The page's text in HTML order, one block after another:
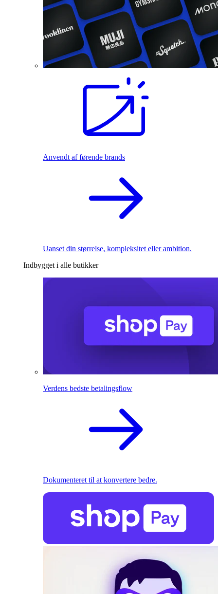
Anvendt af førende brands
Uanset din størrelse, kompleksitet eller ambition.
Indbygget i alle butikker
Verdens bedste betalingsflow
Dokumenteret til at konvertere bedre.